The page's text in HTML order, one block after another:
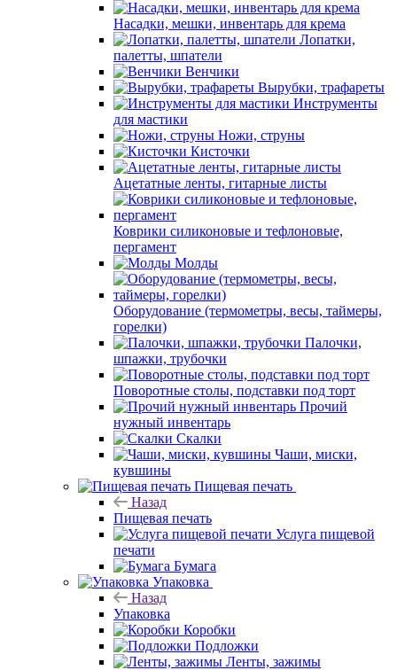
Насадки, мешки, инвентарь для крема
Лопатки,
палетты, шпатели
Венчики
Вырубки, трафареты
Инструменты
для мастики
Ножи, струны
Кисточки
Ацетатные ленты, гитарные листы
Коврики силиконовые и тефлоновые,
пергамент
Молды
Оборудование (термометры, весы, таймеры,
горелки)
Палочки,
шпажки, трубочки
Поворотные столы, подставки под торт
Прочий
нужный инвентарь
Скалки
Чаши, миски,
кувшины
Пищевая печать
Назад
Пищевая печать
Услуга пищевой
печати
Бумага
Упаковка
Назад
Упаковка
Коробки
Подложки
Ленты, зажимы